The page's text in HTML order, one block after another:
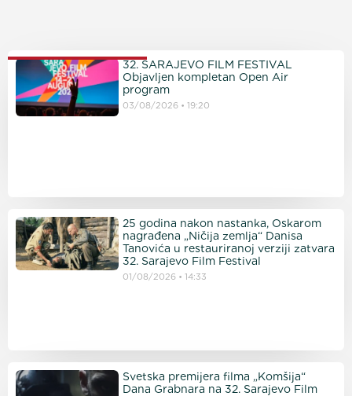
PROČITAJTE JOŠ32. SARAJEVO FILM FESTIVAL
Objavljen kompletan Open Air
program
03/08/2026 19:20
25 godina nakon nastanka, Oskarom
nagrađena „Ničija zemlja“ Danisa
Tanovića u restauriranoj verziji zatvara
32. Sarajevo Film Festival
01/08/2026 14:33
Svetska premijera filma „Komšija“
Dana Grabnara na 32. Sarajevo Film